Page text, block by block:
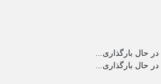
در حال بارگذاری...
در حال بارگذاری...